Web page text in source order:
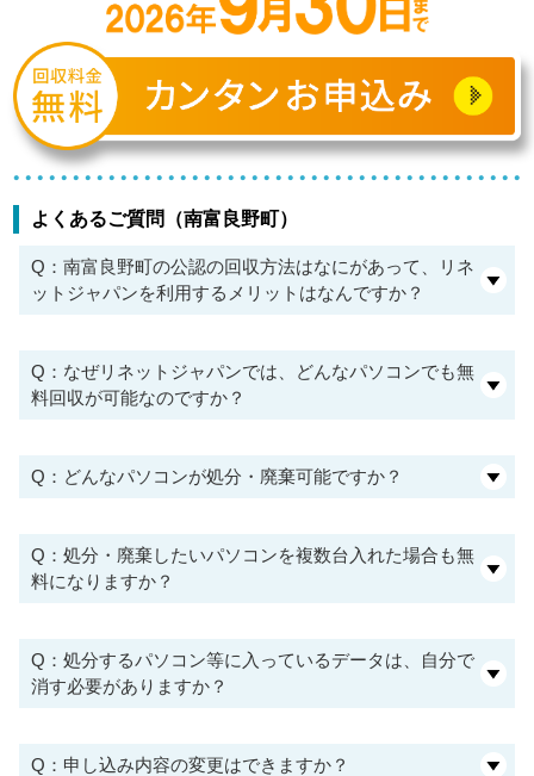
よくあるご質問（南富良野町）
Q：南富良野町の公認の回収方法はなにがあって、リネ
ットジャパンを利用するメリットはなんですか？
Q：なぜリネットジャパンでは、どんなパソコンでも無
料回収が可能なのですか？
Q：どんなパソコンが処分・廃棄可能ですか？
Q：処分・廃棄したいパソコンを複数台入れた場合も無
料になりますか？
Q：処分するパソコン等に入っているデータは、自分で
消す必要がありますか？
Q：申し込み内容の変更はできますか？